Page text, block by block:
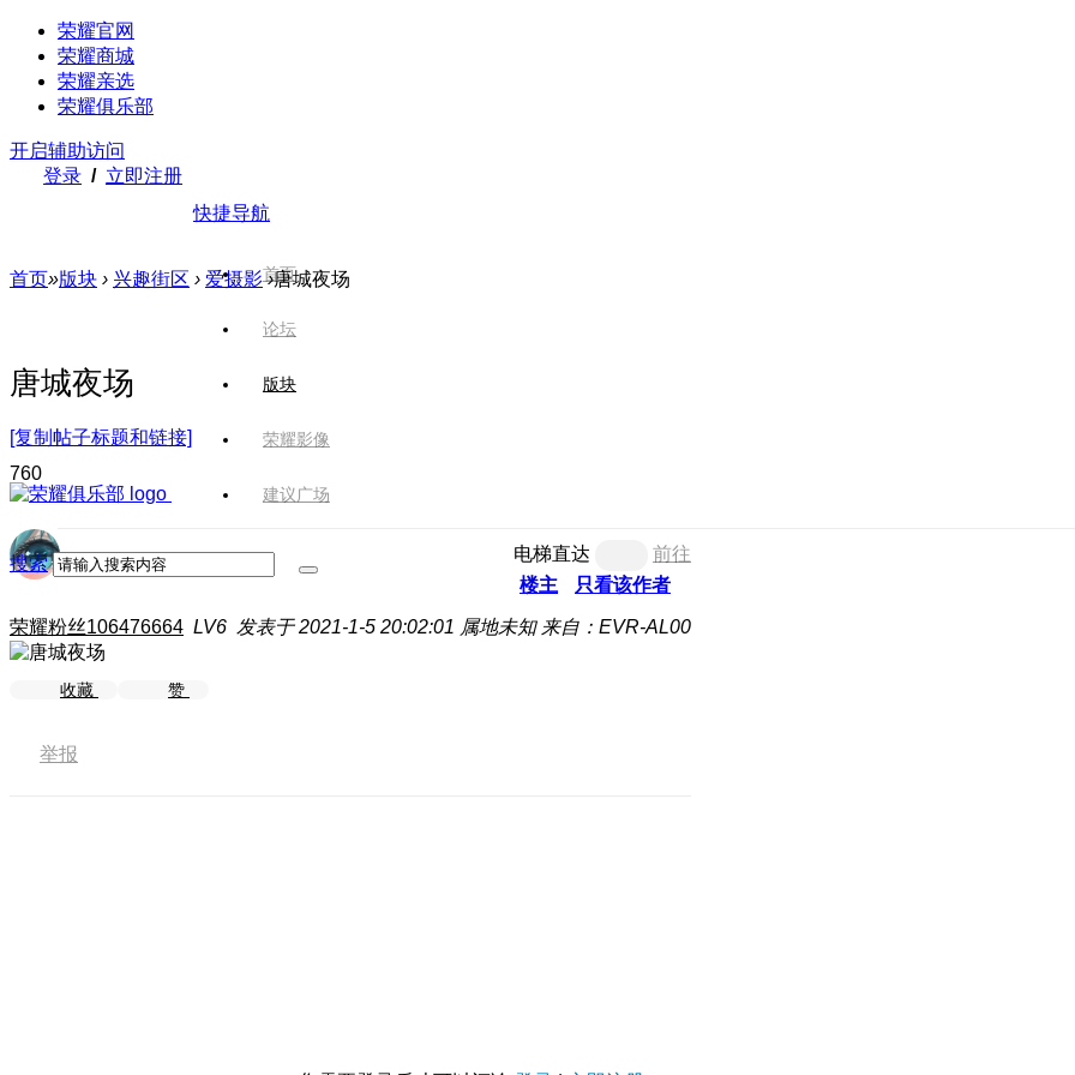
荣耀官网
荣耀商城
荣耀亲选
荣耀俱乐部
开启辅助访问
登录 / 立即注册
快捷导航
首页
论坛
版块
荣耀影像
建议广场
搜索
首页»版块 › 兴趣街区 › 爱摄影 ›唐城夜场
唐城夜场
[复制帖子标题和链接]
760
电梯直达
前往
楼主
只看该作者
荣耀粉丝106476664 LV6 发表于 2021-1-5 20:02:01 属地未知 来自：EVR-AL00
收藏 赞
举报